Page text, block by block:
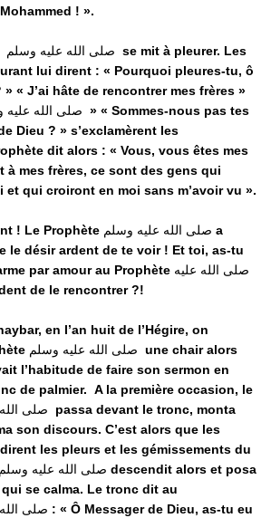
! ».
se mit à pleurer. Les
lui dirent : « Pourquoi pleures-tu, ô
» « J’ai hâte de rencontrer mes frères »
» « Sommes-nous pas tes
Dieu ? » s’exclamèrent les
dit alors : « Vous, vous êtes mes
à mes frères, ce sont des gens qui
et qui croiront en moi sans m’avoir vu ».
! Le Prophète صلى الله عليه وسلم a
le désir ardent de te voir ! Et toi, as-tu
par amour au Prophète صلى الله عليه
de le rencontrer ?!
en l’an huit de l’Hégire, on
صلى الله عليه وسلم une chair alors
l’habitude de faire son sermon en
de palmier. A la première occasion, le
صلى passa devant le tronc, monta
son discours. C’est alors que les
les pleurs et les gémissements du
صلى الله عليه وسلم descendit alors et posa
se calma. Le tronc dit au
صلى : « Ô Messager de Dieu, as-tu eu